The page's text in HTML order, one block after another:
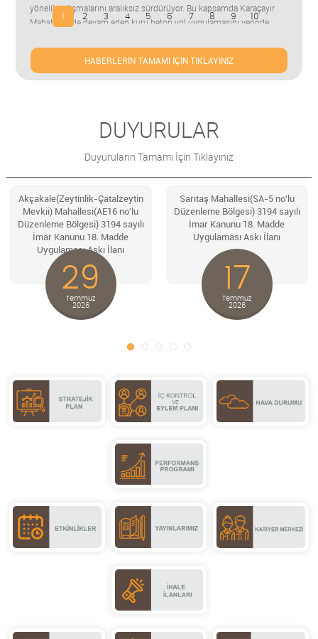
HABERLERİN TAMAMI İÇİN TIKLAYINIZ
yönelik çalışmalarını aralıksız sürdürüyor. Bu kapsamda Karaçayır
Mahallesi’nde devam eden kuru beton yol uygulamasını yerinde
çalışmaların son durumu hakkında bilgi a...
1 2 3 4 5 6 7 8 9 10
DUYURULAR
Duyuruların Tamamı İçin Tıklayınız
29
Temmuz
2026
Akçakale(Zeytinlik-Çatalzeytin
Mevkii) Mahallesi(AE16 no'lu
Düzenleme Bölgesi) 3194 sayılı
İmar Kanunu 18. Madde
Uygulaması Askı İlanı
17
Temmuz
2026
Sarıtaş Mahallesi(SA-5 no'lu
Düzenleme Bölgesi) 3194 sayılı
İmar Kanunu 18. Madde
Uygulaması Askı İlanı